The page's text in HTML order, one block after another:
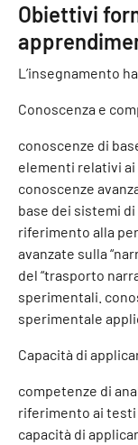
Obiettivi
L’insegnamento
Conoscenza e
conoscenze di
elementi relativi ai
conoscenze
base dei sistemi
riferimento alla
avanzate sulla
del “trasporto
sperimentali.
sperimentale
Capacità di
competenze di
riferimento ai testi
capacità di